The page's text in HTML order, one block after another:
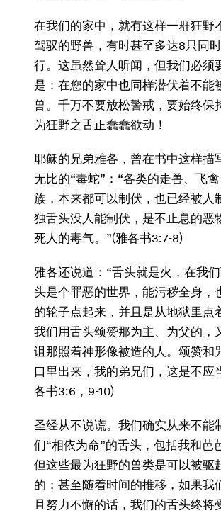
在我们的家中，就有这样一群狂野
驾驭的野兽，有时甚至多达8只同
行。这虽然耸人听闻，但我们必须
是：在您的家中也同样潜伏着不能
兽。千万不要放松警戒，要始终保
为狂野之舌正蠢蠢欲动！
耶稣的兄弟雅各，曾在书中这样描
无比的“毒蛇”：“各类的走兽、飞
族，本来都可以制伏，也已经被人
独舌头没人能制伏，是不止息的恶
死人的毒气。”(雅各书3:7-8)
雅各还说道：“舌头就是火，在我
头是个罪恶的世界，能污秽全身，
的轮子点起来，并且是从地狱里
我们用舌头颂赞那为主、为父的，
诅那照着神形像被造的人。颂赞和
口里出来，我的弟兄们，这是不应
各书3:6，9-10)
圣经从不说谎。我们确实从来不能
们“相依为命”的舌头，包括我和芭
但这些最为狂野的兽类是可以被驱
的；甚至随着时间的推移，如果我
且努力不懈的话，我们的舌头终将